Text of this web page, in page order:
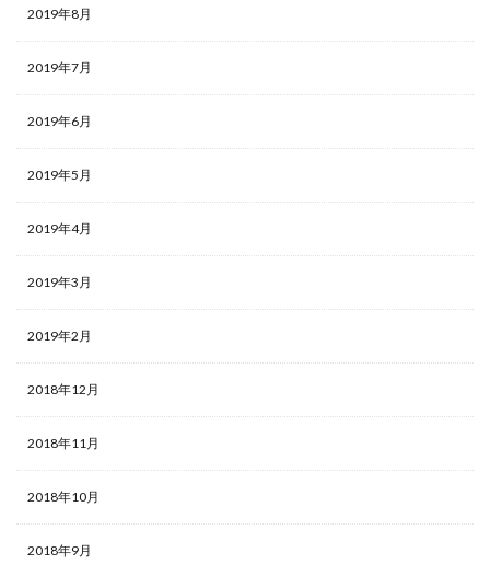
2019年8月
2019年7月
2019年6月
2019年5月
2019年4月
2019年3月
2019年2月
2018年12月
2018年11月
2018年10月
2018年9月